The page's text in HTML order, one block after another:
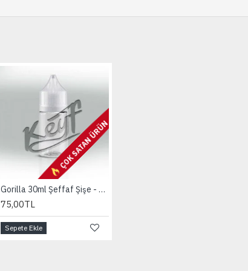
ÇOK SATAN ÜRÜN
Gorilla 30ml Şeffaf Şişe - 5'li Paket
75,00TL
Sepete Ekle